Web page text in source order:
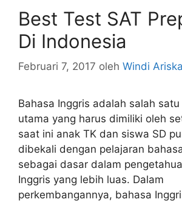
Best Test SAT
Di Indonesia
Februari 7, 2017 oleh Windi Ariska
Bahasa Inggris adalah salah
utama yang harus dimiliki oleh
saat ini anak TK dan siswa SD
dibekali dengan pelajaran
sebagai dasar dalam
Inggris yang lebih luas. Dalam
perkembangannya, bahasa